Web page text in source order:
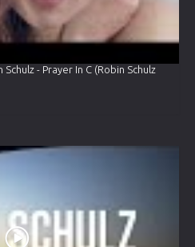
- Prayer In C (Robin Schulz